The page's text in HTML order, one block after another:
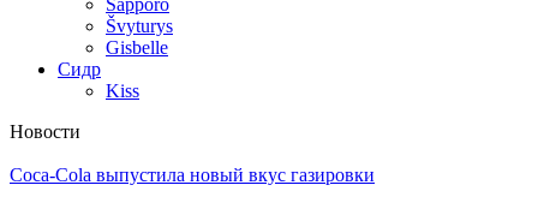
Švyturys
Gisbelle
Сидр
Kiss
Новости
Coca-Cola выпустила новый вкус газировки